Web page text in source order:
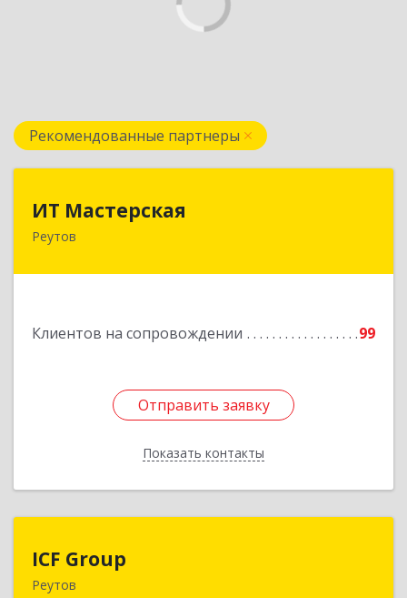
Рекомендованные партнеры
ИТ Мастерская
Реутов
Клиентов на сопровождении 99
Отправить заявку
Показать контакты
Отправить заявку
Назад
ICF Group
Реутов
143965, Московская обл, г.о. Реутов, Реутов г,